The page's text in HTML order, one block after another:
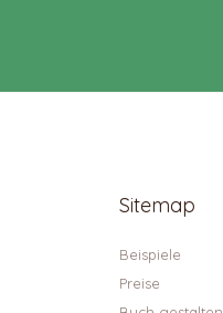
Sitemap
Beispiele
Preise